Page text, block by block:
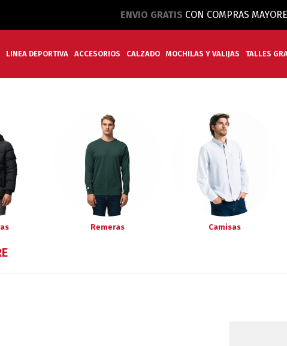
ENVIO GRATIS CON COMPRAS
LINEA DEPORTIVA ACCESORIOS CALZADO MOCHILAS Y VALIJAS TALLES
Remeras Camisas